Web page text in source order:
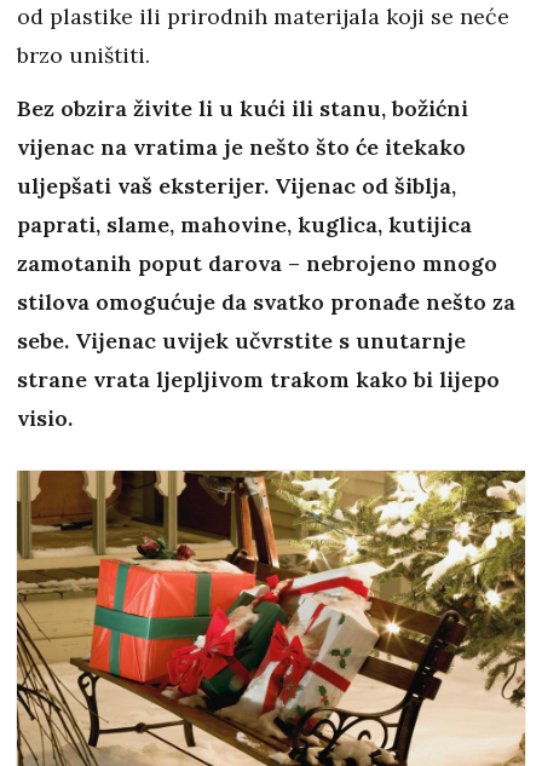
od plastike ili prirodnih materijala koji se neće
brzo uništiti.
Bez obzira živite li u kući ili stanu, božićni
vijenac na vratima je nešto što će itekako
uljepšati vaš eksterijer. Vijenac od šiblja,
paprati, slame, mahovine, kuglica, kutijica
zamotanih poput darova – nebrojeno mnogo
stilova omogućuje da svatko pronađe nešto za
sebe. Vijenac uvijek učvrstite s unutarnje
strane vrata ljepljivom trakom kako bi lijepo
visio.